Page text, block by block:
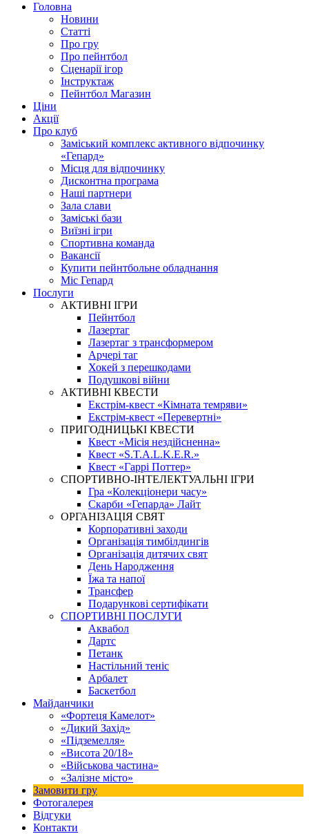
Головна
Новини
Статті
Про гру
Про пейнтбол
Сценарії ігор
Інструктаж
Пейнтбол Магазин
Ціни
Акції
Про клуб
Заміський комплекс активного відпочинку
«Гепард»
Місця для відпочинку
Дисконтна програма
Наші партнери
Зала слави
Заміські бази
Виїзні ігри
Спортивна команда
Вакансії
Купити пейнтбольне обладнання
Міс Гепард
Послуги
АКТИВНІ ІГРИ
Пейнтбол
Лазертаг
Лазертаг з трансформером
Арчері таг
Хокей з перешкодами
Подушкові війни
АКТИВНІ КВЕСТИ
Екстрім-квест «Кімната темряви»
Екстрім-квест «Перевертні»
ПРИГОДНИЦЬКІ КВЕСТИ
Квест «Місія нездійсненна»
Квест «S.T.A.L.K.E.R.»
Квест «Гаррі Поттер»
СПОРТИВНО-ІНТЕЛЕКТУАЛЬНІ ІГРИ
Гра «Колекціонери часу»
Скарби «Гепарда» Лайт
ОРГАНІЗАЦІЯ СВЯТ
Корпоративні заходи
Організація тимбілдингів
Організація дитячих свят
День Народження
Їжа та напої
Трансфер
Подарункові сертифікати
СПОРТИВНІ ПОСЛУГИ
Аквабол
Дартс
Петанк
Настільний теніс
Арбалет
Баскетбол
Майданчики
«Фортеця Камелот»
«Дикий Захід»
«Підземелля»
«Висота 20/18»
«Військова частина»
«Залізне місто»
Замовити гру
Фотогалерея
Відгуки
Контакти